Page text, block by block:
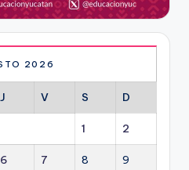
2026
J V S D
1 2
6 7 8 9